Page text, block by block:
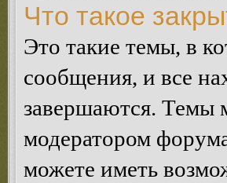
Что такое
Это такие темы, в
сообщения, и все
завершаются. Темы
модератором
можете иметь